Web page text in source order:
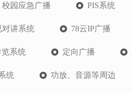
校园应急广播 PIS系统
讲系统 78云IP广播
系统 定向广播
统 功放、音源等周边